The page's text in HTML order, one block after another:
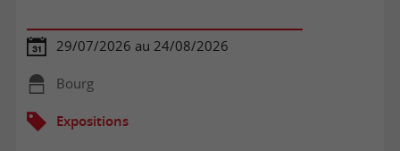
29/07/2026 au 24/08/2026
Bourg
Expositions